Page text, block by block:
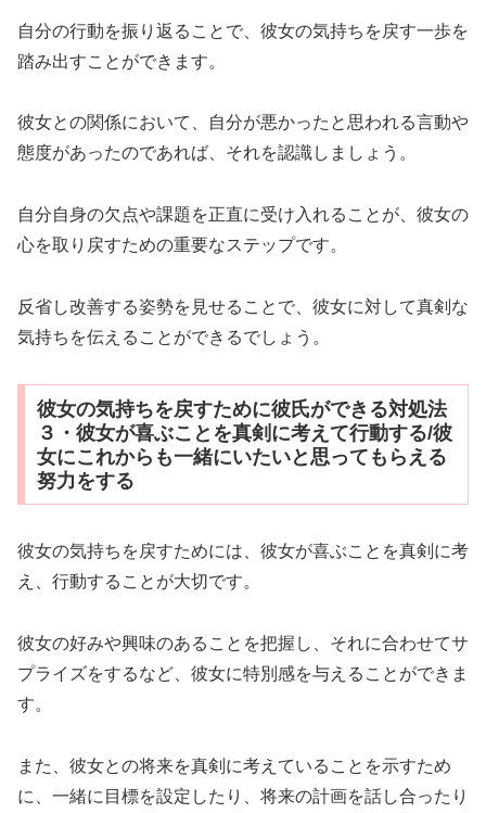
自分の行動を振り返ることで、彼女の気持ちを戻す一歩を
踏み出すことができます。
彼女との関係において、自分が悪かったと思われる言動や
態度があったのであれば、それを認識しましょう。
自分自身の欠点や課題を正直に受け入れることが、彼女の
心を取り戻すための重要なステップです。
反省し改善する姿勢を見せることで、彼女に対して真剣な
気持ちを伝えることができるでしょう。
彼女の気持ちを戻すために彼氏ができる対処法
３・彼女が喜ぶことを真剣に考えて行動する/彼
女にこれからも一緒にいたいと思ってもらえる
努力をする
彼女の気持ちを戻すためには、彼女が喜ぶことを真剣に考
え、行動することが大切です。
彼女の好みや興味のあることを把握し、それに合わせてサ
プライズをするなど、彼女に特別感を与えることができま
す。
また、彼女との将来を真剣に考えていることを示すため
に、一緒に目標を設定したり、将来の計画を話し合ったり